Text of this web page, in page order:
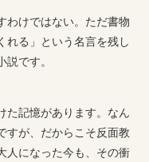
わけではない。ただ書物
れる」という名言を残し
です。
た記憶があります。なん
すが、だからこそ反面教
人になった今も、その衝